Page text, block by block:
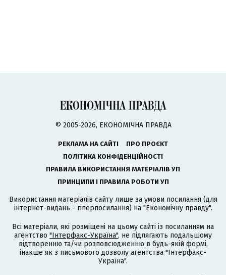
© 2005-2026, ЕКОНОМІЧНА ПРАВДА
РЕКЛАМА НА САЙТІ
ПРО ПРОЄКТ
ПОЛІТИКА КОНФІДЕНЦІЙНОСТІ
ПРАВИЛА ВИКОРИСТАННЯ МАТЕРІАЛІВ УП
ПРИНЦИПИ І ПРАВИЛА РОБОТИ УП
Використання матеріалів сайту лише за умови посилання (для
інтернет-видань - гіперпосилання) на "Економічну правду".
Всі матеріали, які розміщені на цьому сайті із посиланням на
агентство "Інтерфакс-Україна", не підлягають подальшому
відтворенню та/чи розповсюдженню в будь-якій формі,
інакше як з письмового дозволу агентства "Інтерфакс-
Україна".